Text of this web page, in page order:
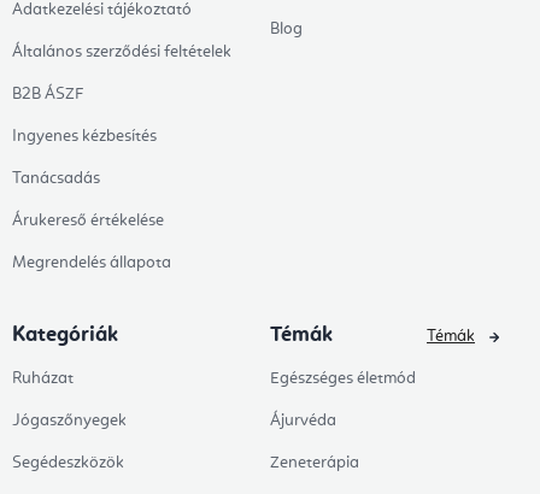
Adatkezelési tájékoztató
Általános szerződési feltételek
B2B ÁSZF
Ingyenes kézbesítés
Tanácsadás
Árukereső értékelése
Megrendelés állapota
Blog
Kategóriák
Ruházat
Jógaszőnyegek
Segédeszközök
Témák
Egészséges életmód
Ájurvéda
Zeneterápia
Témák